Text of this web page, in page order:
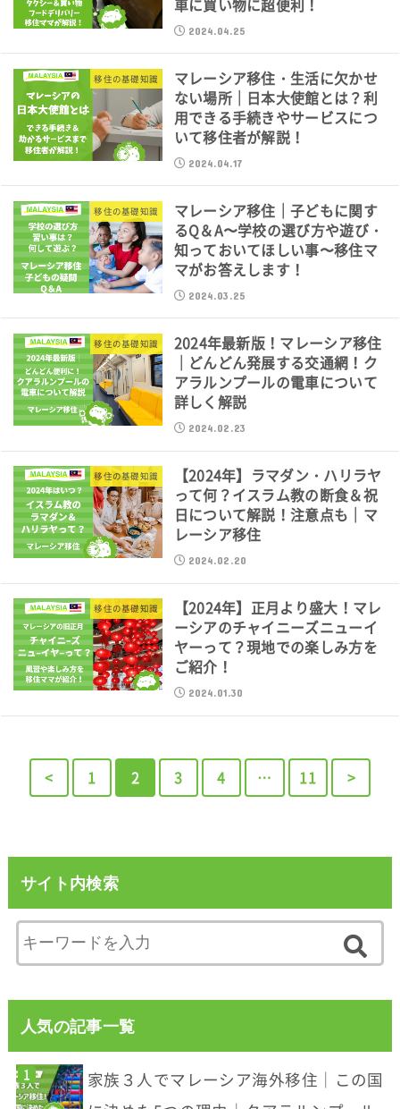
車に買い物に超便利！
2024.04.25
移住の基礎知識
マレーシア移住・生活に欠かせ
ない場所｜日本大使館とは？利
用できる手続きやサービスにつ
いて移住者が解説！
2024.04.17
移住の基礎知識
マレーシア移住｜子どもに関す
るQ＆A〜学校の選び方や遊び・
知っておいてほしい事〜移住マ
マがお答えします！
2024.03.25
移住の基礎知識
2024年最新版！マレーシア移住
｜どんどん発展する交通網！ク
アラルンプールの電車について
詳しく解説
2024.02.23
移住の基礎知識
【2024年】ラマダン・ハリラヤ
って何？イスラム教の断食＆祝
日について解説！注意点も｜マ
レーシア移住
2024.02.20
移住の基礎知識
【2024年】正月より盛大！マレ
ーシアのチャイニーズニューイ
ヤーって？現地での楽しみ方を
ご紹介！
2024.01.30
< 1 2 3 4 … 11 >
サイト内検索
人気の記事一覧
家族３人でマレーシア海外移住｜この国